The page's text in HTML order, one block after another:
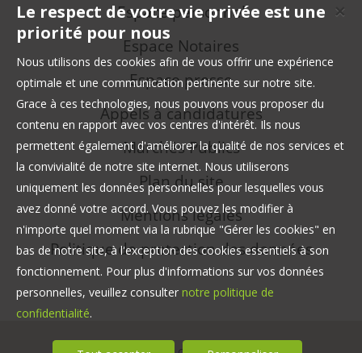
Espace personnel
Espace Notaires
Espace presse
Appels à candidatures
Marchés Publics
Plan du site
Mentions légales
Politique de protection des données
✕
Le respect de votre vie privée est une
priorité pour nous
Nous utilisons des cookies afin de vous offrir une expérience
optimale et une communication pertinente sur notre site.
Grace à ces technologies, nous pouvons vous proposer du
contenu en rapport avec vos centres d'intérêt. Ils nous
permettent également d'améliorer la qualité de nos services et
la convivialité de notre site internet. Nous utiliserons
uniquement les données personnelles pour lesquelles vous
avez donné votre accord. Vous pouvez les modifier à
n'importe quel moment via la rubrique "Gérer les cookies" en
bas de notre site, à l'exception des cookies essentiels à son
fonctionnement. Pour plus d'informations sur vos données
personnelles, veuillez consulter notre politique de
confidentialité.